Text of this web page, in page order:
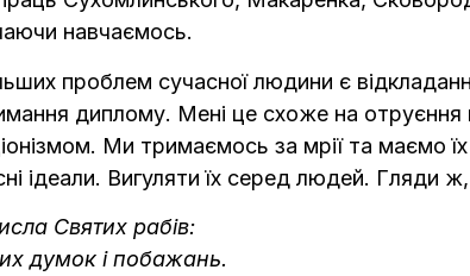
навчаємось.
проблем сучасної людини є
диплому. Мені це схоже на
Ми тримаємось за мрії та маємо
ідеали. Вигуляти їх серед людей. Гляди
Святих рабів:
думок і побажань.